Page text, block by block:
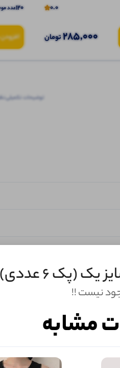
0.0
285,000تومان
120عدد
توضیحات تکمیلی
نیست !!
مشابه